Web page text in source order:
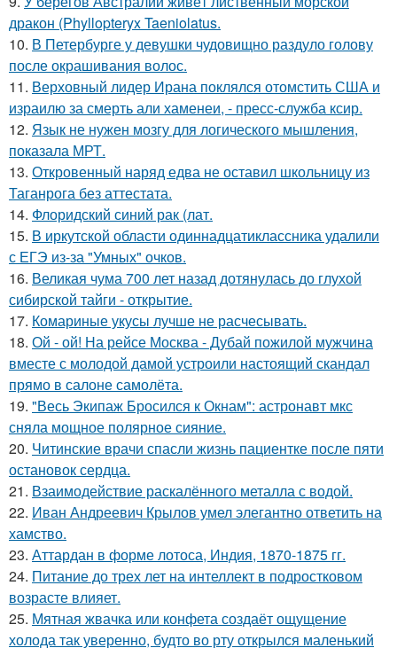
дракон (Phyllopteryx Taeniolatus.
10. В Петербурге у девушки чудовищно раздуло голову
после окрашивания волос.
11. Верховный лидер Ирана поклялся отомстить США и
израилю за смерть али хаменеи, - пресс-служба ксир.
12. Язык не нужен мозгу для логического мышления,
показала МРТ.
13. Откровенный наряд едва не оставил школьницу из
Таганрога без аттестата.
14. Флоридский синий рак (лат.
15. В иркутской области одиннадцатиклассника удалили
с ЕГЭ из-за "Умных" очков.
16. Великая чума 700 лет назад дотянулась до глухой
сибирской тайги - открытие.
17. Комариные укусы лучше не расчесывать.
18. Ой - ой! На рейсе Москва - Дубай пожилой мужчина
вместе с молодой дамой устроили настоящий скандал
прямо в салоне самолёта.
19. "Весь Экипаж Бросился к Окнам": астронавт мкс
сняла мощное полярное сияние.
20. Читинские врачи спасли жизнь пациентке после пяти
остановок сердца.
21. Взаимодействие раскалённого металла с водой.
22. Иван Андреевич Крылов умел элегантно ответить на
хамство.
23. Аттардан в форме лотоса, Индия, 1870-1875 гг.
24. Питание до трех лет на интеллект в подростковом
возрасте влияет.
25. Мятная жвачка или конфета создаёт ощущение
холода так уверенно, будто во рту открылся маленький